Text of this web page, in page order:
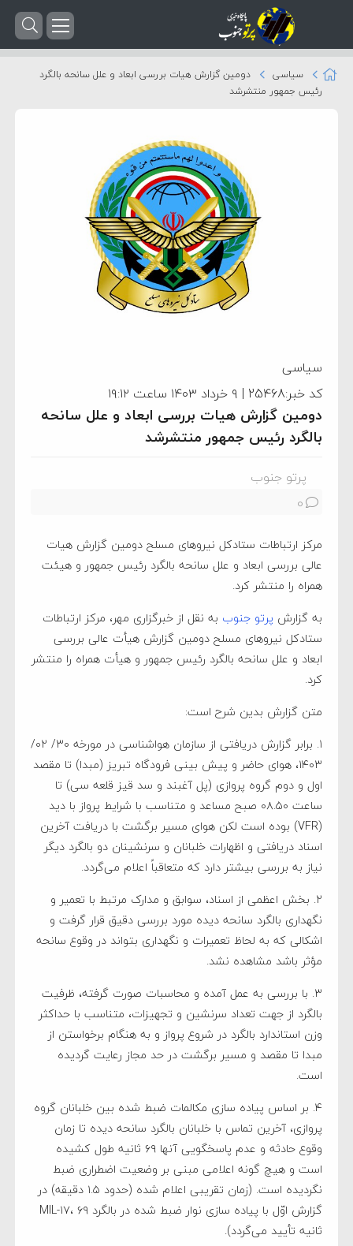
سیاسی
دومین گزارش هیات بررسی ابعاد و علل سانحه بالگرد
رئیس جمهور منتشرشد
سیاسی
کد خبر:25468 | ۹ خرداد ۱۴۰۳ ساعت ۱۹:۱۲
دومین گزارش هیات بررسی ابعاد و علل سانحه
بالگرد رئیس جمهور منتشرشد
پرتو جنوب
0
مرکز ارتباطات ستادکل نیروهای مسلح دومین گزارش هیات
عالی بررسی ابعاد و علل سانحه بالگرد رئیس جمهور و هیئت
همراه را منتشر کرد.
به گزارش پرتو جنوب به نقل از خبرگزاری مهر، مرکز ارتباطات
ستادکل نیروهای مسلح دومین گزارش هیأت عالی بررسی
ابعاد و علل سانحه بالگرد رئیس جمهور و هیأت همراه را منتشر
کرد.
متن گزارش بدین شرح است:
۱. برابر گزارش دریافتی از سازمان هواشناسی در مورخه ۳۰/ ۰۲/
۱۴۰۳، هوای حاضر و پیش بینی فرودگاه تبریز (مبدا) تا مقصد
اول و دوم گروه پروازی (پل آغبند و سد قیز قلعه سی) تا
ساعت ۰۸.۵۰ صبح مساعد و متناسب با شرایط پرواز با دید
(VFR) بوده است لکن هوای مسیر برگشت با دریافت آخرین
اسناد دریافتی و اظهارات خلبانان و سرنشینان دو بالگرد دیگر
نیاز به بررسی بیشتر دارد که متعاقباً اعلام می‌گردد.
۲. بخش اعظمی از اسناد، سوابق و مدارک مرتبط با تعمیر و
نگهداری بالگرد سانحه دیده مورد بررسی دقیق قرار گرفت و
اشکالی که به لحاظ تعمیرات و نگهداری بتواند در وقوع سانحه
مؤثر باشد مشاهده نشد.
۳. با بررسی به عمل آمده و محاسبات صورت گرفته، ظرفیت
بالگرد از جهت تعداد سرنشین و تجهیزات، متناسب با حداکثر
وزن استاندارد بالگرد در شروع پرواز و به هنگام برخواستن از
مبدا تا مقصد و مسیر برگشت در حد مجاز رعایت گردیده
است.
۴. بر اساس پیاده سازی مکالمات ضبط شده بین خلبانان گروه
پروازی، آخرین تماس با خلبانان بالگرد سانحه دیده تا زمان
وقوع حادثه و عدم پاسخگویی آنها ۶۹ ثانیه طول کشیده
است و هیچ گونه اعلامی مبنی بر وضعیت اضطراری ضبط
نگردیده است. (زمان تقریبی اعلام شده (حدود ۱.۵ دقیقه) در
گزارش اوّل با پیاده سازی نوار ضبط شده در بالگرد MIL-۱۷، ۶۹
ثانیه تأیید می‌گردد).